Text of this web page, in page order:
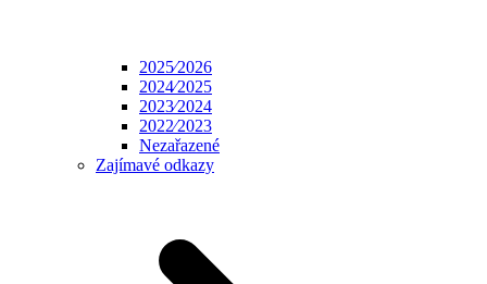
2025⁄2026
2024⁄2025
2023⁄2024
2022⁄2023
Nezařazené
Zajímavé odkazy